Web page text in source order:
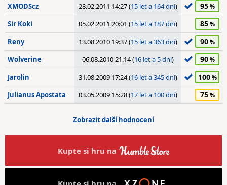
XMODScz 28.02.2011 14:27 (15 let a 164 dní) 95
Sir Koki 05.02.2011 20:01 (15 let a 187 dní) 85
Reny 13.08.2010 19:37 (15 let a 363 dní) 90
Wolverine 06.08.2010 21:14 (16 let a 5 dní) 90
Jarolin 31.08.2009 17:24 (16 let a 345 dní) 100
Julianus Apostata 03.05.2009 15:28 (17 let a 100 dní) 75
Zobrazit další hodnocení
Kupte si hru na